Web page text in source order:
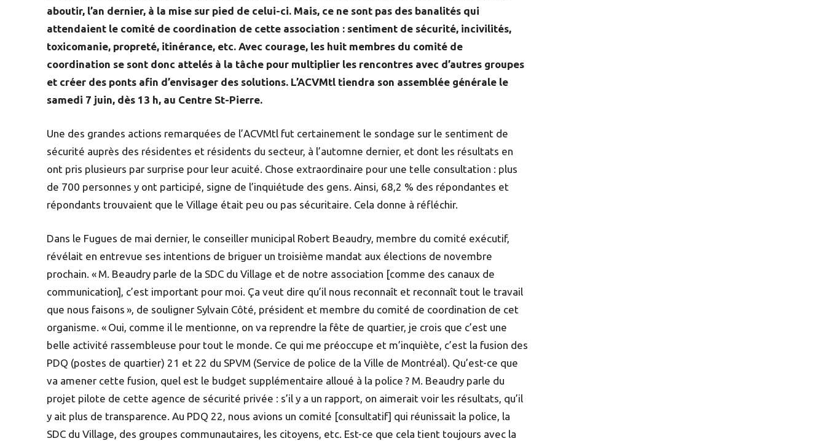
aboutir, l’an dernier, à la mise sur pied de celui-ci. Mais, ce ne sont pas des banalités qui
attendaient le comité de coordination de cette association : sentiment de sécurité, incivilités,
toxicomanie, propreté, itinérance, etc. Avec courage, les huit membres du comité de
coordination se sont donc attelés à la tâche pour multiplier les rencontres avec d’autres groupes
et créer des ponts afin d’envisager des solutions. L’ACVMtl tiendra son assemblée générale le
samedi 7 juin, dès 13 h, au Centre St-Pierre.
Une des grandes actions remarquées de l’ACVMtl fut certainement le sondage sur le sentiment de
sécurité auprès des résidentes et résidents du secteur, à l’automne dernier, et dont les résultats en
ont pris plusieurs par surprise pour leur acuité. Chose extraordinaire pour une telle consultation : plus
de 700 personnes y ont participé, signe de l’inquiétude des gens. Ainsi, 68,2 % des répondantes et
répondants trouvaient que le Village était peu ou pas sécuritaire. Cela donne à réfléchir.
Dans le Fugues de mai dernier, le conseiller municipal Robert Beaudry, membre du comité exécutif,
révélait en entrevue ses intentions de briguer un troisième mandat aux élections de novembre
prochain. « M. Beaudry parle de la SDC du Village et de notre association [comme des canaux de
communication], c’est important pour moi. Ça veut dire qu’il nous reconnaît et reconnaît tout le travail
que nous faisons », de souligner Sylvain Côté, président et membre du comité de coordination de cet
organisme. « Oui, comme il le mentionne, on va reprendre la fête de quartier, je crois que c’est une
belle activité rassembleuse pour tout le monde. Ce qui me préoccupe et m’inquiète, c’est la fusion des
PDQ (postes de quartier) 21 et 22 du SPVM (Service de police de la Ville de Montréal). Qu’est-ce que
va amener cette fusion, quel est le budget supplémentaire alloué à la police ? M. Beaudry parle du
projet pilote de cette agence de sécurité privée : s’il y a un rapport, on aimerait voir les résultats, qu’il
y ait plus de transparence. Au PDQ 22, nous avions un comité [consultatif] qui réunissait la police, la
SDC du Village, des groupes communautaires, les citoyens, etc. Est-ce que cela tient toujours avec la